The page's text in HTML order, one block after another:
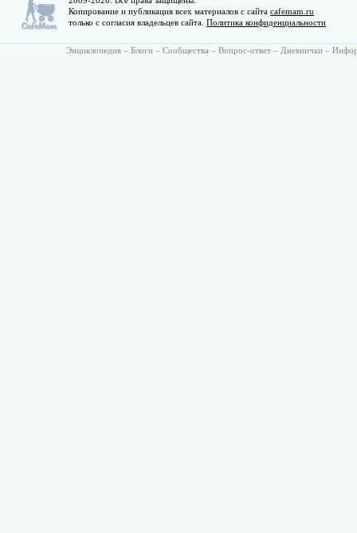
Копирование и публикация всех материалов с сайта cafemam.ru
только с согласия владельцев сайта. Политика конфиденциальности
Энциклопедия – Блоги – Сообщества – Вопрос-ответ – Дневнички –